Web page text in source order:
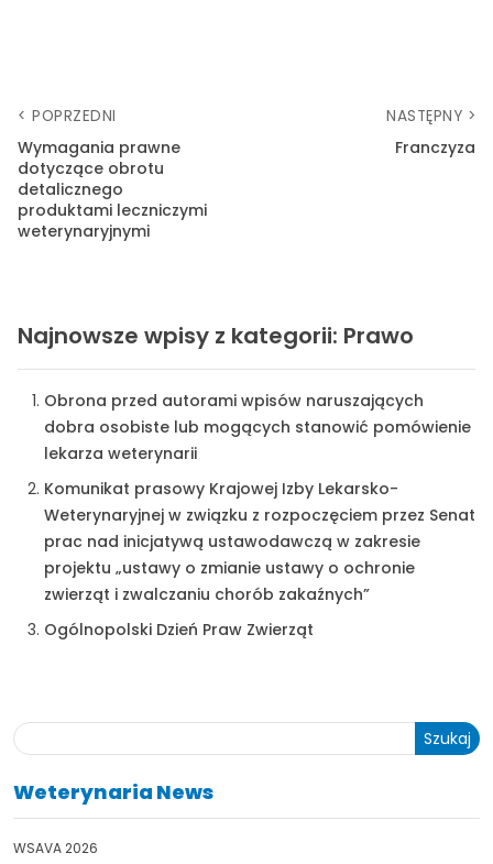
< POPRZEDNI
Wymagania prawne
dotyczące obrotu
detalicznego
produktami leczniczymi
weterynaryjnymi
NASTĘPNY >
Franczyza
Najnowsze wpisy z kategorii: Prawo
Obrona przed autorami wpisów naruszających
dobra osobiste lub mogących stanowić pomówienie
lekarza weterynarii
Komunikat prasowy Krajowej Izby Lekarsko-
Weterynaryjnej w związku z rozpoczęciem przez Senat
prac nad inicjatywą ustawodawczą w zakresie
projektu „ustawy o zmianie ustawy o ochronie
zwierząt i zwalczaniu chorób zakaźnych”
Ogólnopolski Dzień Praw Zwierząt
Szukaj
Weterynaria News
WSAVA 2026